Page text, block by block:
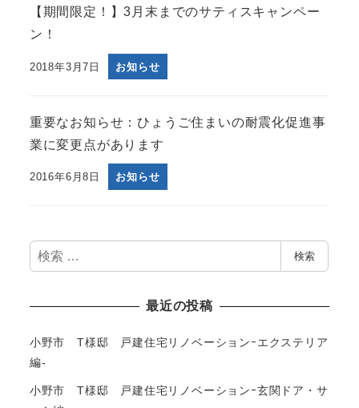
【期間限定！】3月末までのサティスキャンペー
ン！
2018年3月7日 お知らせ
重要なお知らせ：ひょうご住まいの耐震化促進事
業に変更点があります
2016年6月8日 お知らせ
検
索
検索
最近の投稿
小野市 T様邸 戸建住宅リノベーションｰエクステリア
編-
小野市 T様邸 戸建住宅リノベーションｰ玄関ドア・サ